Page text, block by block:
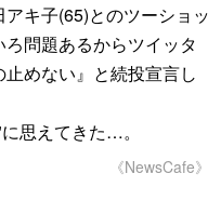
アキ子(65)とのツーショッ
問題あるからツイッタ
めない』と続投宣言し
思えてきた…。
《NewsCafe》